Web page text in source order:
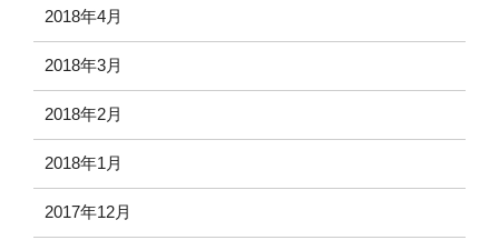
2018年4月
2018年3月
2018年2月
2018年1月
2017年12月